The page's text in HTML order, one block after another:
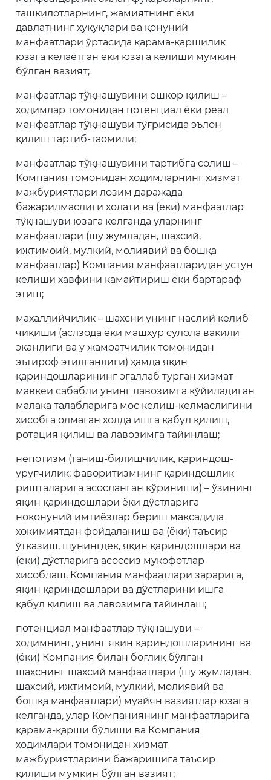
ташкилотларнинг, жамиятнинг ёки
давлатнинг ҳуқуқлари ва қонуний
манфаатлари ўртасида қарама-қаршилик
юзага келаётган ёки юзага келиши мумкин
бўлган вазият;
манфаатлар тўқнашувини ошкор қилиш –
ходимлар томонидан потенциал ёки реал
манфаатлар тўқнашуви тўғрисида эълон
қилиш тартиб-таомили;
манфаатлар тўқнашувини тартибга солиш –
Компания томонидан ходимларнинг хизмат
мажбуриятлари лозим даражада
бажарилмаслиги ҳолати ва (ёки) манфаатлар
тўқнашуви юзага келганда уларнинг
манфаатлари (шу жумладан, шахсий,
ижтимоий, мулкий, молиявий ва бошқа
манфаатлар) Компания манфаатларидан устун
келиши хавфини камайтириш ёки бартараф
этиш;
маҳаллийчилик – шахсни унинг наслий келиб
чиқиши (аслзода ёки машҳур сулола вакили
эканлиги ва у жамоатчилик томонидан
эътироф этилганлиги) ҳамда яқин
қариндошларининг эгаллаб турган хизмат
мавқеи сабабли унинг лавозимга қўйиладиган
малака талабларига мос келиш-келмаслигини
ҳисобга олмаган ҳолда ишга қабул қилиш,
ротация қилиш ва лавозимга тайинлаш;
непотизм (таниш-билишчилик, қариндош-
уруғчилик; фаворитизмнинг қариндошлик
ришталарига асосланган кўриниши) – ўзининг
яқин қариндошлари ёки дўстларига
ноқонуний имтиёзлар бериш мақсадида
ҳокимиятдан фойдаланиш ва (ёки) таъсир
ўтказиш, шунингдек, яқин қариндошлари ва
(ёки) дўстларига асоссиз мукофотлар
хисоблаш, Компания манфаатлари зарарига,
яқин қариндошлари ва дўстларини ишга
қабул қилиш ва лавозимга тайинлаш;
потенциал манфаатлар тўқнашуви –
ходимнинг, унинг яқин қариндошларининг ва
(ёки) Компания билан боғлиқ бўлган
шахснинг шахсий манфаатлари (шу жумладан,
шахсий, ижтимоий, мулкий, молиявий ва
бошқа манфаатлари) муайян вазиятлар юзага
келганда, улар Компаниянинг манфаатларига
қарама-қарши бўлиши ва Компания
ходимлари томонидан хизмат
мажбуриятларини бажаришига таъсир
қилиши мумкин бўлган вазият;